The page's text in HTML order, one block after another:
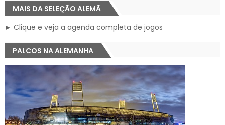
MAIS DA SELEÇÃO ALEMÃ
► Clique e veja a agenda completa de jogos
PALCOS NA ALEMANHA